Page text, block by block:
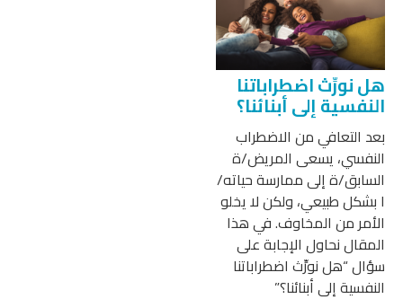
هل نورِّث اضطراباتنا
النفسية إلى أبنائنا؟
بعد التعافي من الاضطراب
النفسي، يسعى المريض/ة
السابق/ة إلى ممارسة حياته/
ا بشكل طبيعي، ولكن لا يخلو
الأمر من المخاوف. في هذا
المقال نحاول الإجابة على
سؤال “هل نورِّث اضطراباتنا
النفسية إلى أبنائنا؟”